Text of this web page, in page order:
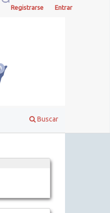
Buscar
Registrarse Entrar